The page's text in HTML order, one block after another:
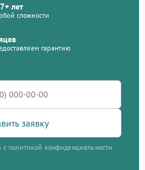
лет
сложности
гарантию
заявку
с политикой конфиденциальности